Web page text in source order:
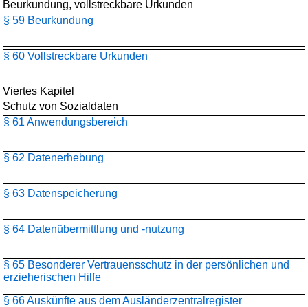
Beurkundung, vollstreckbare Urkunden
§ 59 Beurkundung
§ 60 Vollstreckbare Urkunden
Viertes Kapitel
Schutz von Sozialdaten
§ 61 Anwendungsbereich
§ 62 Datenerhebung
§ 63 Datenspeicherung
§ 64 Datenübermittlung und -nutzung
§ 65 Besonderer Vertrauensschutz in der persönlichen und
erzieherischen Hilfe
§ 66 Auskünfte aus dem Ausländerzentralregister